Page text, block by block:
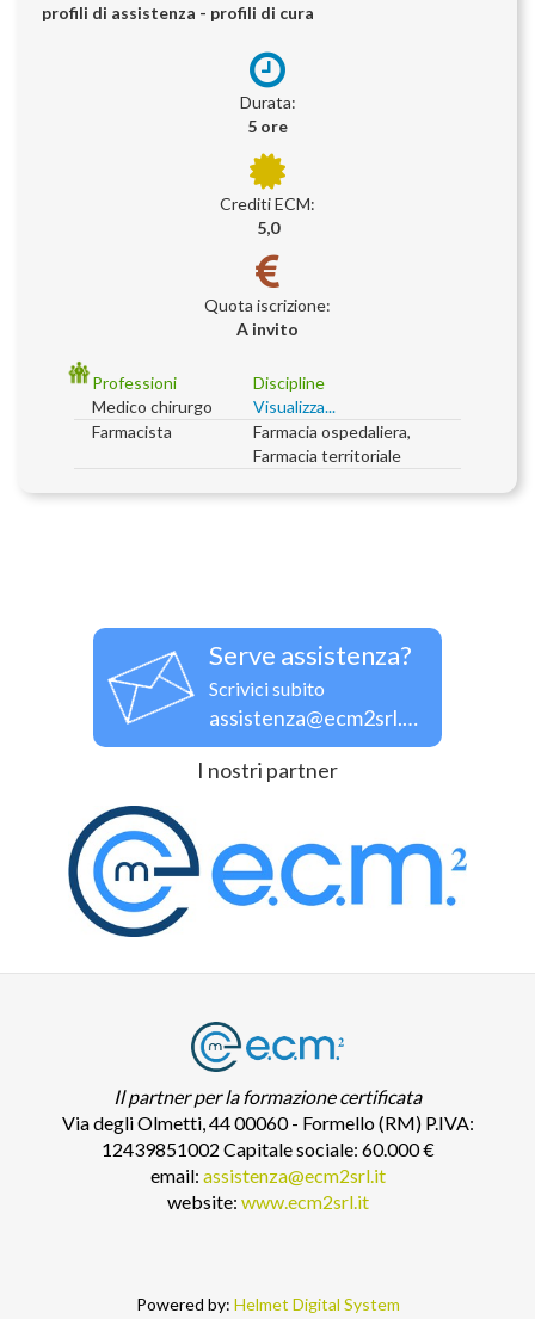
profili di assistenza - profili di cura
Durata:
5 ore
Crediti ECM:
5,0
Quota iscrizione:
A invito
Professioni
Discipline
Medico chirurgo
Visualizza...
Farmacista
Farmacia ospedaliera,
Farmacia territoriale
Serve assistenza?
Scrivici subito
assistenza@ecm2srl.…
I nostri partner
Il partner per la formazione certificata
Via degli Olmetti, 44 00060 - Formello (RM) P.IVA:
12439851002 Capitale sociale: 60.000 €
email: assistenza@ecm2srl.it
website: www.ecm2srl.it
Powered by: Helmet Digital System